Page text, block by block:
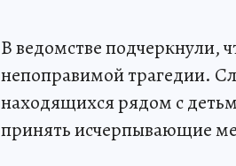
В ведомстве подчеркнули,
непоправимой трагедии.
находящихся рядом с
принять исчерпывающие